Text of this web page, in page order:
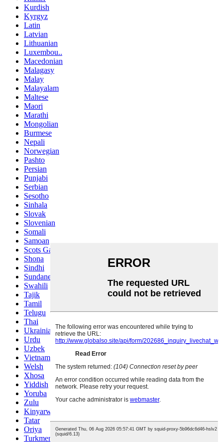
Kurdish
Kyrgyz
Latin
Latvian
Lithuanian
Luxembou..
Macedonian
Malagasy
Malay
Malayalam
Maltese
Maori
Marathi
Mongolian
Burmese
Nepali
Norwegian
Pashto
Persian
Punjabi
Serbian
Sesotho
Sinhala
Slovak
Slovenian
Somali
Samoan
Scots Gaelic
Shona
Sindhi
Sundanese
Swahili
Tajik
Tamil
Telugu
Thai
Ukrainian
Urdu
Uzbek
Vietnamese
Welsh
Xhosa
Yiddish
Yoruba
Zulu
Kinyarwanda
Tatar
Oriya
Turkmen